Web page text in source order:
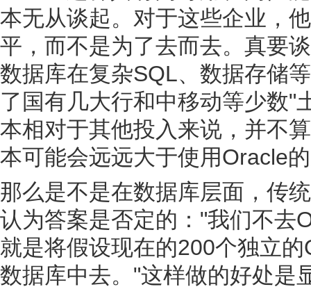
本无从谈起。对于这些企业，
平，而不是为了去而去。真要
数据库在复杂SQL、数据存储
了国有几大行和中移动等少数"
本相对于其他投入来说，并不
本可能会远远大于使用Oracle
那么是不是在数据库层面，传
认为答案是否定的："我们不去
就是将假设现在的200个独立
数据库中去。"这样做的好处是